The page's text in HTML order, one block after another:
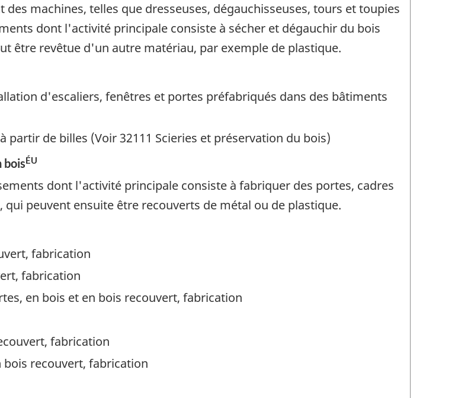
machines, telles que dresseuses, dégauchisseuses, tours et toupies
dont l'activité principale consiste à sécher et dégauchir du bois
être revêtue d'un autre matériau, par exemple de plastique.
d'escaliers, fenêtres et portes préfabriqués dans des bâtiments
de billes (Voir 32111 Scieries et préservation du bois)
boisÉU
dont l'activité principale consiste à fabriquer des portes, cadres
peuvent ensuite être recouverts de métal ou de plastique.
fabrication
fabrication
en bois et en bois recouvert, fabrication
fabrication
recouvert, fabrication